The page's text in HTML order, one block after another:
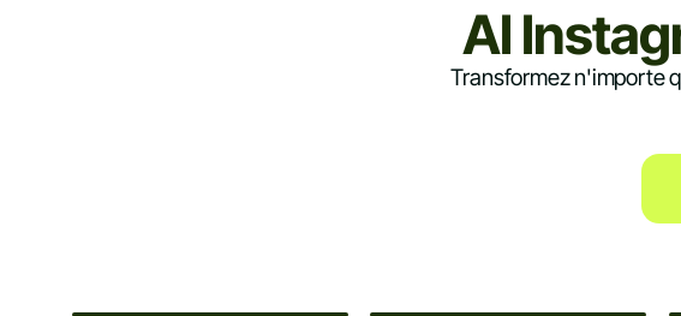
AI
Transformez n'importe